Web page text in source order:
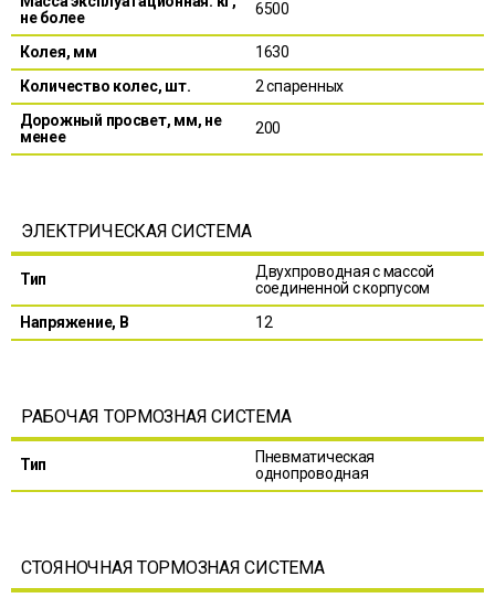
не более
6500
Колея, мм
1630
Количество колес, шт.
2 спаренных
Дорожный просвет, мм, не
менее
200
ЭЛЕКТРИЧЕСКАЯ СИСТЕМА
Тип
Двухпроводная с массой
соединенной с корпусом
Напряжение, В
12
РАБОЧАЯ ТОРМОЗНАЯ СИСТЕМА
Тип
Пневматическая
однопроводная
СТОЯНОЧНАЯ ТОРМОЗНАЯ СИСТЕМА